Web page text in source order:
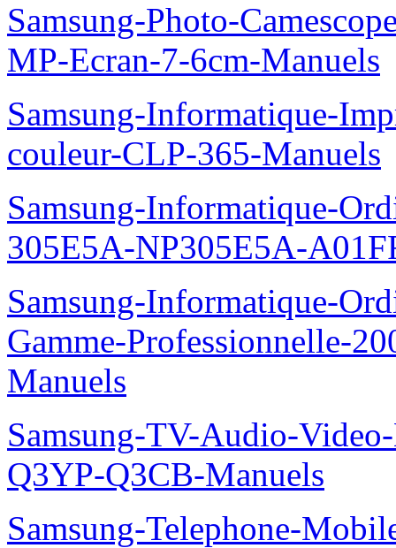
Samsung-Photo-
MP-Ecran-7-6cm-Manuels
Samsung-Informatique-
couleur-CLP-365-Manuels
Samsung-Informatique-
305E5A-NP305E5A-
Samsung-Informatique-
Gamme-Professionnelle-
Manuels
Samsung-TV-Audio-
Q3YP-Q3CB-Manuels
Samsung-Telephone-